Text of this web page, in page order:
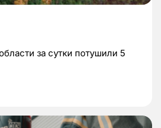
за сутки потушили 5